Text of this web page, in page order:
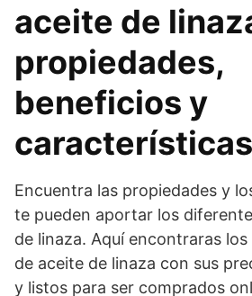
aceite de
propiedades,
beneficios y
características
Encuentra las propiedades y
te pueden aportar los
de linaza. Aquí encontraras
de aceite de linaza con sus
y listos para ser comprados